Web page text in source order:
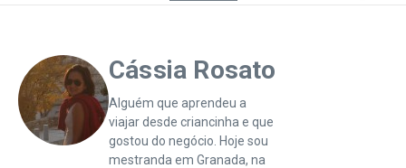
Cássia Rosato
Alguém que aprendeu a
viajar desde criancinha e que
gostou do negócio. Hoje sou
mestranda em Granada, na